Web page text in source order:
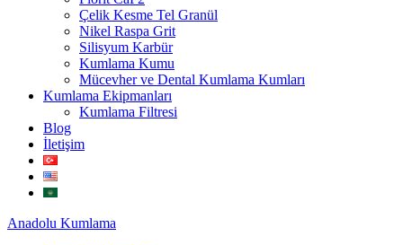
Çelik Kesme Tel Granül
Nikel Raspa Grit
Silisyum Karbür
Kumlama Kumu
Mücevher ve Dental Kumlama Kumları
Kumlama Ekipmanları
Kumlama Filtresi
Blog
İletişim
Anadolu Kumlama